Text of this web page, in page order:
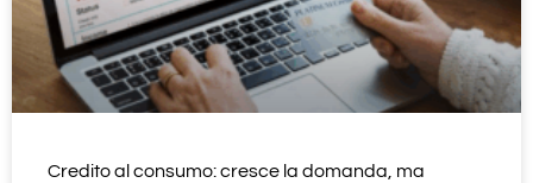
Credito al consumo: cresce la domanda, ma